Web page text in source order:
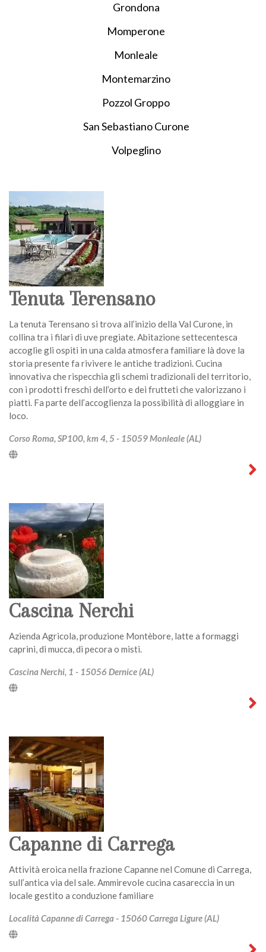
Grondona
Momperone
Monleale
Montemarzino
Pozzol Groppo
San Sebastiano Curone
Volpeglino
Tenuta Terensano
La tenuta Terensano si trova all’inizio della Val Curone, in
collina tra i filari di uve pregiate. Abitazione settecentesca
accoglie gli ospiti in una calda atmosfera familiare là dove la
storia presente fa rivivere le antiche tradizioni. Cucina
innovativa che rispecchia gli schemi tradizionali del territorio,
con i prodotti freschi dell’orto e dei frutteti che valorizzano i
piatti. Fa parte dell’accoglienza la possibilità di alloggiare in
loco.
Corso Roma, SP100, km 4, 5 - 15059 Monleale (AL)
Cascina Nerchi
Azienda Agricola, produzione Montèbore, latte a formaggi
caprini, di mucca, di pecora o misti.
Cascina Nerchi, 1 - 15056 Dernice (AL)
Capanne di Carrega
Attività eroica nella frazione Capanne nel Comune di Carrega,
sull’antica via del sale. Ammirevole cucina casareccia in un
locale gestito a conduzione familiare
Località Capanne di Carrega - 15060 Carrega Ligure (AL)